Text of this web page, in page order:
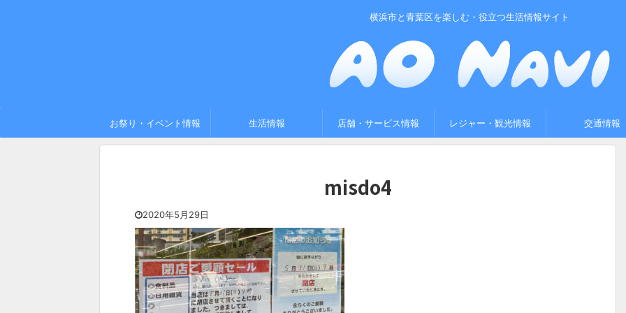
横浜市と青葉区を楽しむ・役立つ生活情報サイト
お祭り・イベント情報 生活情報 店舗・サービス情報 レジャー・観光情報 交通情報
misdo4
2020年5月29日